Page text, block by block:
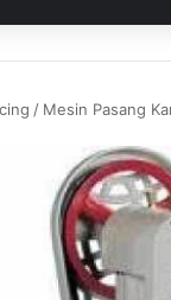
/ Mesin Pasang